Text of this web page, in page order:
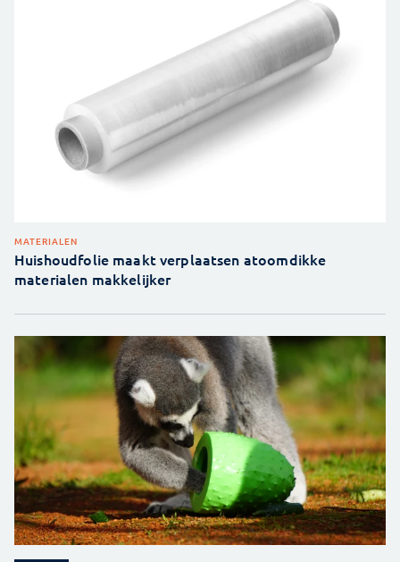
MATERIALEN
Huishoudfolie maakt verplaatsen atoomdikke
materialen makkelijker